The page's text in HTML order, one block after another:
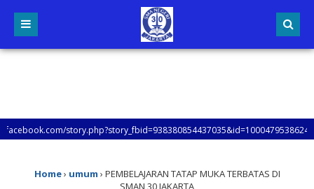
Home› umum › PEMBELAJARAN TATAP MUKA TERBATAS DI
SMAN 30 JAKARTA